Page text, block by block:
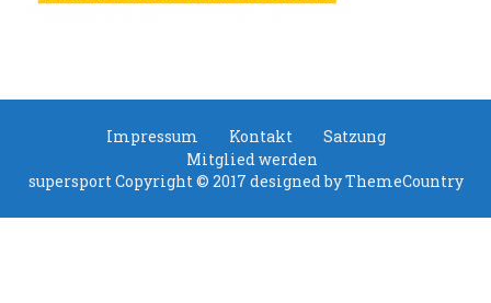
Impressum Kontakt
Satzung
Mitglied werden
supersport Copyright © 2017 designed byThemeCountry